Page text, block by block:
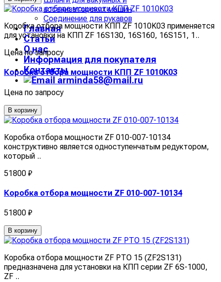
ассенизаторских машин
Соединение для рукавов
Главная
Статьи
О нас
Информация для покупателя
Контакты
arminda58@mail.ru
Коробка отбора мощности КПП ZF 1010K03 применяется
для установки на КПП ZF 16S130, 16S160, 16S151, 1..
Цена по запросу
Коробка отбора мощности КПП ZF 1010K03
Цена по запросу
В корзину
Коробка отбора мощности ZF 010-007-10134
конструктивно является одноступенчатым редуктором,
который ..
51800 ₽
Коробка отбора мощности ZF 010-007-10134
51800 ₽
В корзину
Коробка отбора мощности ZF PTO 15 (ZF2S131)
предназначена для установки на КПП серии ZF 6S-1000,
ZF ..